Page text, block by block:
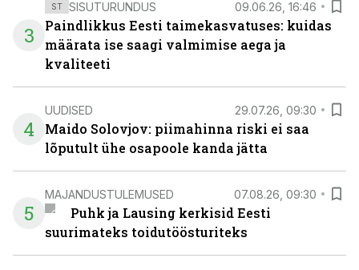
3
ST SISUTURUNDUS 09.06.26, 16:46
Paindlikkus Eesti taimekasvatuses: kuidas
määrata ise saagi valmimise aega ja
kvaliteeti
4
UUDISED 29.07.26, 09:30
Maido Solovjov: piimahinna riski ei saa
lõputult ühe osapoole kanda jätta
5
MAJANDUSTULEMUSED 07.08.26, 09:30
Puhk ja Lausing kerkisid Eesti
suurimateks toidutöösturiteks